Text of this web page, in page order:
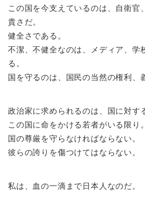
この国を今支えているのは、自衛官
貴さだ。
健全さである。
不潔、不健全なのは、メディア、学
る。
国を守るのは、国民の当然の権利、
政治家に求められるのは、国に対す
この国に命をかける若者がいる限り。
国の尊厳を守らなければならない。
彼らの誇りを傷つけてはならない。
私は、血の一滴まで日本人なのだ。